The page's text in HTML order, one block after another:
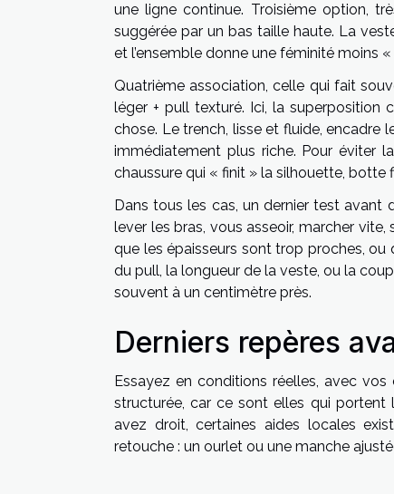
une ligne continue. Troisième option,
suggérée par un bas taille haute. La
et l’ensemble donne une féminité moins
Quatrième association, celle qui fait
léger + pull texturé. Ici, la superposition
chose. Le trench, lisse et fluide, encadre
immédiatement plus riche. Pour éviter
chaussure qui « finit » la silhouette, botte
Dans tous les cas, un dernier test
lever les bras, vous asseoir, marcher
que les épaisseurs sont trop proches, ou
du pull, la longueur de la veste, ou la
souvent à un centimètre près.
Derniers repères
Essayez en conditions réelles, avec
structurée, car ce sont elles qui
avez droit, certaines aides locales
retouche : un ourlet ou une manche